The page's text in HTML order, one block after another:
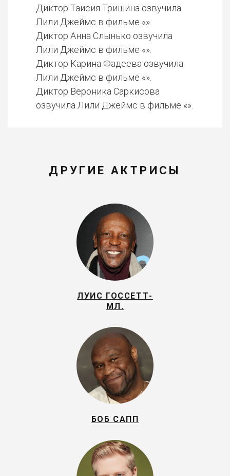
Диктор Таисия Тришина озвучила
Лили Джеймс в фильме «».
Диктор Анна Слынько озвучила
Лили Джеймс в фильме «».
Диктор Карина Фадеева озвучила
Лили Джеймс в фильме «».
Диктор Вероника Саркисова
озвучила Лили Джеймс в фильме «».
ДРУГИЕ АКТРИСЫ
ЛУИС ГОССЕТТ-
МЛ.
БОБ САПП